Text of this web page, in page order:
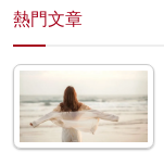
熱門文章